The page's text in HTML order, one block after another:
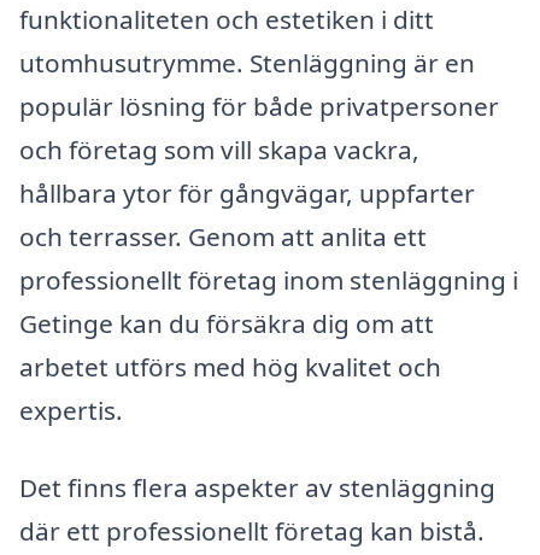
funktionaliteten och estetiken i ditt
utomhusutrymme. Stenläggning är en
populär lösning för både privatpersoner
och företag som vill skapa vackra,
hållbara ytor för gångvägar, uppfarter
och terrasser. Genom att anlita ett
professionellt företag inom stenläggning i
Getinge kan du försäkra dig om att
arbetet utförs med hög kvalitet och
expertis.
Det finns flera aspekter av stenläggning
där ett professionellt företag kan bistå.